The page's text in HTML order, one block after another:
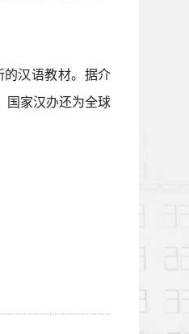
汉语教材。据介
国家汉办还为全球